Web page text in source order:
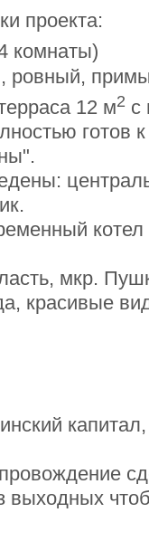
проекта:
комнаты)
ровный,
12 м2 с
готов к
мкр.
красивые
выходных